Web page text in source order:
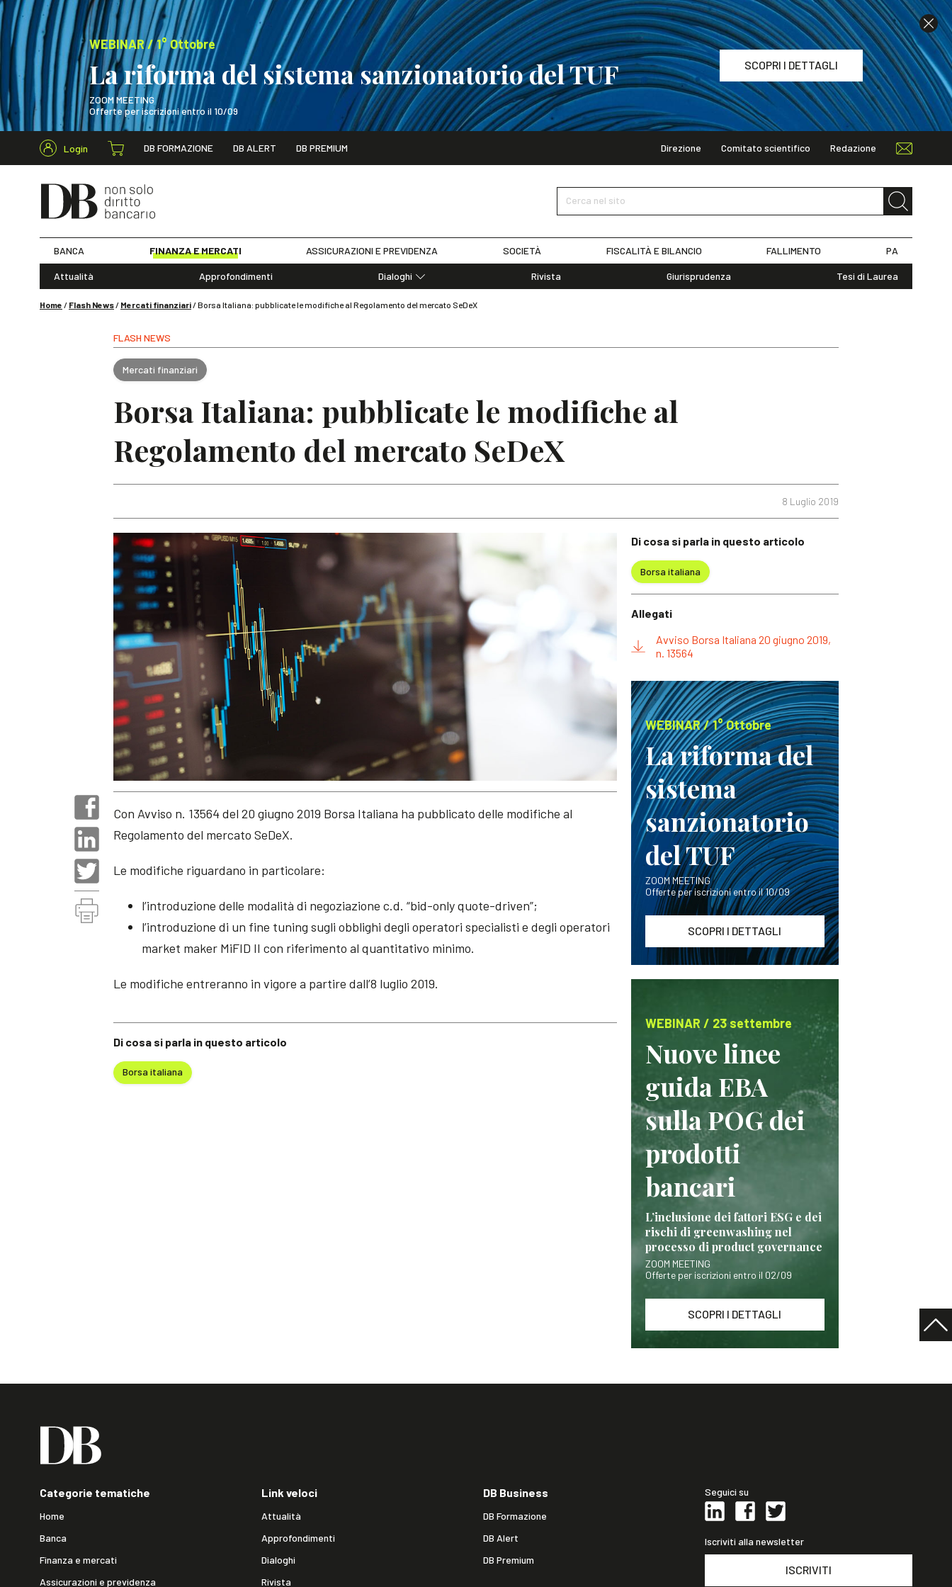
WEBINAR / 1° Ottobre
La riforma del sistema sanzionatorio del TUF
ZOOM MEETING
Offerte per iscrizioni entro il 10/09
SCOPRI I DETTAGLI
WEBINAR / 1° Ottobre
Login DB FORMAZIONE DB ALERT DB PREMIUM Direzione Comitato scientifico Redazione
Cerca nel sito
BANCA FINANZA E MERCATI ASSICURAZIONI E PREVIDENZA SOCIETÀ FISCALITÀ E BILANCIO FALLIMENTO PA
Attualità Approfondimenti
Dialoghi
Rivista Giurisprudenza Tesi di Laurea
Home / Flash News/ Mercati finanziari/Borsa Italiana: pubblicate le modifiche al Regolamento del mercato SeDeX
FLASH NEWS
Mercati finanziari
Borsa Italiana: pubblicate le modifiche al
Regolamento del mercato SeDeX
8 Luglio 2019
Di cosa si parla in questo articolo
Borsa italiana
Con Avviso n. 13564 del 20 giugno 2019 Borsa Italiana ha pubblicato delle modifiche al
Regolamento del mercato SeDeX.
Le modifiche riguardano in particolare:
l’introduzione delle modalità di negoziazione c.d. “bid-only quote-driven”;
l’introduzione di un fine tuning sugli obblighi degli operatori specialisti e degli operatori
market maker MiFID II con riferimento al quantitativo minimo.
Le modifiche entreranno in vigore a partire dall’8 luglio 2019.
Di cosa si parla in questo articolo
Borsa italiana
Allegati
Avviso Borsa Italiana 20 giugno 2019,
n. 13564
WEBINAR / 1° Ottobre
La riforma del
sistema
sanzionatorio
del TUF
ZOOM MEETING
Offerte per iscrizioni entro il 10/09
SCOPRI I DETTAGLI
WEBINAR / 23 settembre
Nuove linee
guida EBA
sulla POG dei
prodotti
bancari
L’inclusione dei fattori ESG e dei
rischi di greenwashing nel
processo di product governance
ZOOM MEETING
Offerte per iscrizioni entro il 02/09
SCOPRI I DETTAGLI
Categorie tematiche
Home
Banca
Finanza e mercati
Assicurazioni e previdenza
Link veloci
Attualità
Approfondimenti
Dialoghi
Rivista
DB Business
DB Formazione
DB Alert
DB Premium
Seguici su
Iscriviti alla newsletter
ISCRIVITI